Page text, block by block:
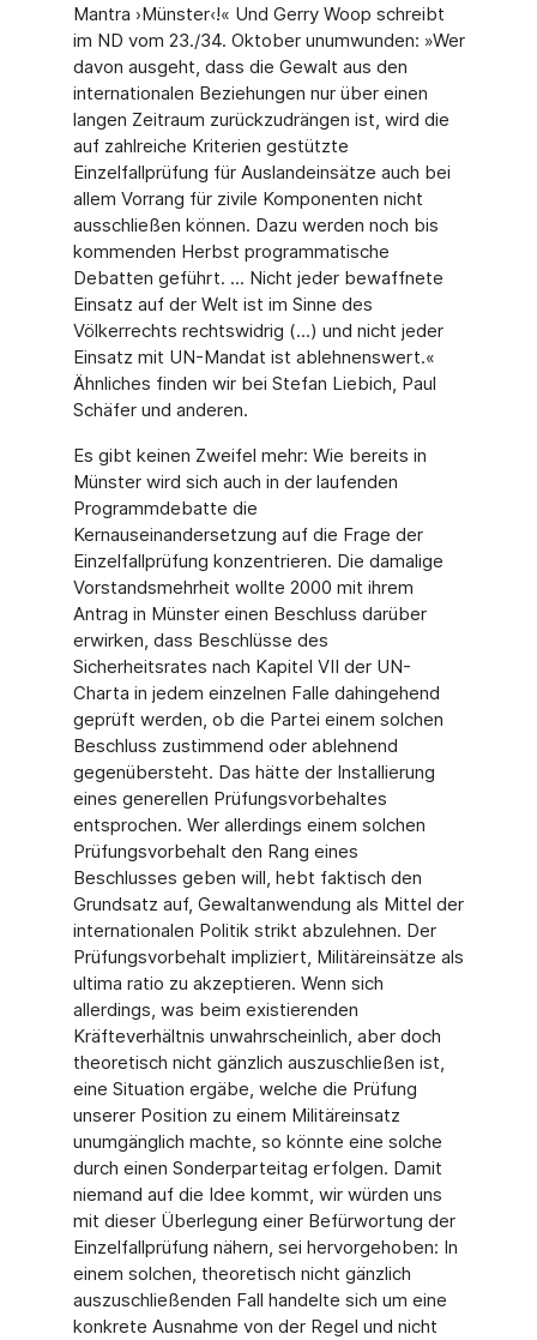
Mantra ›Münster‹!« Und Gerry Woop schreibt
im ND vom 23./34. Oktober unumwunden: »Wer
davon ausgeht, dass die Gewalt aus den
internationalen Beziehungen nur über einen
langen Zeitraum zurückzudrängen ist, wird die
auf zahlreiche Kriterien gestützte
Einzelfallprüfung für Auslandeinsätze auch bei
allem Vorrang für zivile Komponenten nicht
ausschließen können. Dazu werden noch bis
kommenden Herbst programmatische
Debatten geführt. ... Nicht jeder bewaffnete
Einsatz auf der Welt ist im Sinne des
Völkerrechts rechtswidrig (...) und nicht jeder
Einsatz mit UN-Mandat ist ablehnenswert.«
Ähnliches finden wir bei Stefan Liebich, Paul
Schäfer und anderen.
Es gibt keinen Zweifel mehr: Wie bereits in
Münster wird sich auch in der laufenden
Programmdebatte die
Kernauseinandersetzung auf die Frage der
Einzelfallprüfung konzentrieren. Die damalige
Vorstandsmehrheit wollte 2000 mit ihrem
Antrag in Münster einen Beschluss darüber
erwirken, dass Beschlüsse des
Sicherheitsrates nach Kapitel VII der UN-
Charta in jedem einzelnen Falle dahingehend
geprüft werden, ob die Partei einem solchen
Beschluss zustimmend oder ablehnend
gegenübersteht. Das hätte der Installierung
eines generellen Prüfungsvorbehaltes
entsprochen. Wer allerdings einem solchen
Prüfungsvorbehalt den Rang eines
Beschlusses geben will, hebt faktisch den
Grundsatz auf, Gewaltanwendung als Mittel der
internationalen Politik strikt abzulehnen. Der
Prüfungsvorbehalt impliziert, Militäreinsätze als
ultima ratio zu akzeptieren. Wenn sich
allerdings, was beim existierenden
Kräfteverhältnis unwahrscheinlich, aber doch
theoretisch nicht gänzlich auszuschließen ist,
eine Situation ergäbe, welche die Prüfung
unserer Position zu einem Militäreinsatz
unumgänglich machte, so könnte eine solche
durch einen Sonderparteitag erfolgen. Damit
niemand auf die Idee kommt, wir würden uns
mit dieser Überlegung einer Befürwortung der
Einzelfallprüfung nähern, sei hervorgehoben: In
einem solchen, theoretisch nicht gänzlich
auszuschließenden Fall handelte sich um eine
konkrete Ausnahme von der Regel und nicht